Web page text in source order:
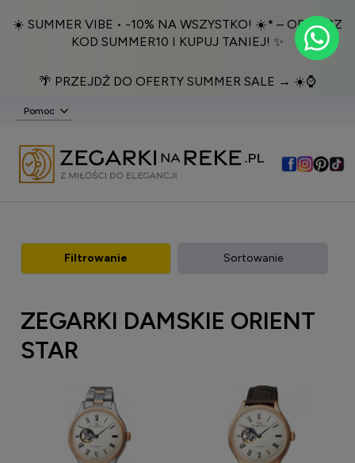
☀️ SUMMER VIBE • -10% NA WSZYSTKO! ☀️* – ODBIERZ
KOD SUMMER10 I KUPUJ TANIEJ! ✨
🌴 PRZEJDŹ DO OFERTY SUMMER SALE → ☀️⌚️
Pomoc
Filtrowanie Sortowanie
ZEGARKI DAMSKIE ORIENT
STAR